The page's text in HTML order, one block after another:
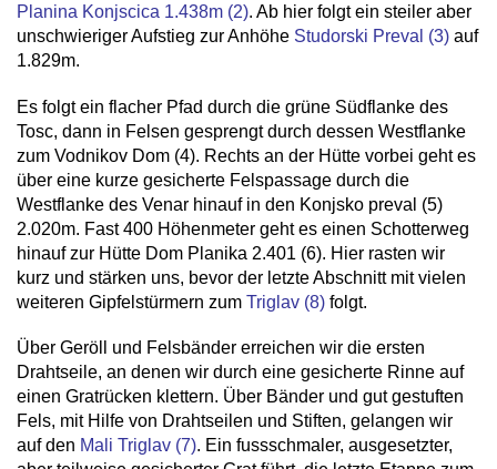
Planina Konjscica 1.438m (2). Ab hier folgt ein steiler aber
unschwieriger Aufstieg zur Anhöhe Studorski Preval (3) auf
1.829m.
Es folgt ein flacher Pfad durch die grüne Südflanke des
Tosc, dann in Felsen gesprengt durch dessen Westflanke
zum Vodnikov Dom (4). Rechts an der Hütte vorbei geht es
über eine kurze gesicherte Felspassage durch die
Westflanke des Venar hinauf in den Konjsko preval (5)
2.020m. Fast 400 Höhenmeter geht es einen Schotterweg
hinauf zur Hütte Dom Planika 2.401 (6). Hier rasten wir
kurz und stärken uns, bevor der letzte Abschnitt mit vielen
weiteren Gipfelstürmern zum Triglav (8) folgt.
Über Geröll und Felsbänder erreichen wir die ersten
Drahtseile, an denen wir durch eine gesicherte Rinne auf
einen Gratrücken klettern. Über Bänder und gut gestuften
Fels, mit Hilfe von Drahtseilen und Stiften, gelangen wir
auf den Mali Triglav (7). Ein fussschmaler, ausgesetzter,